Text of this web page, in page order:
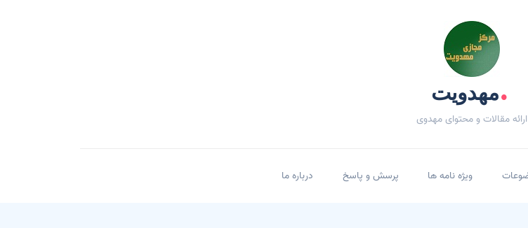
.مهدویت
ارائه مقالات و محتوای مهدوی
ویژه نامه ها پرسش و پاسخ درباره ما